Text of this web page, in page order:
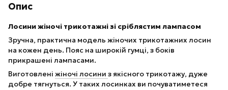
Опис
Лосини жіночі трикотажні зі сріблястим лампасом
Зручна, практична модель жіночих трикотажних лосин
на кожен день. Пояс на широкій гумці, з боків
прикрашені лампасами.
Виготовлені жіночі лосини з якісного трикотажу, дуже
добре тягнуться. У таких лосинках ви почуватиметеся